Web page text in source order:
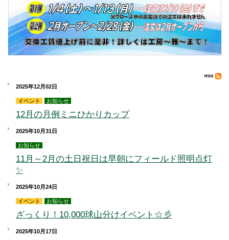
2025年12月02日
イベント お知らせ
12月の月例ミニひかりカップ
2025年10月31日
お知らせ
11月～2月の土日祝日は早朝にフィールド照明点灯
✨
2025年10月24日
イベント お知らせ
ざっくり！10,000球山分けイベント☆彡
2025年10月17日